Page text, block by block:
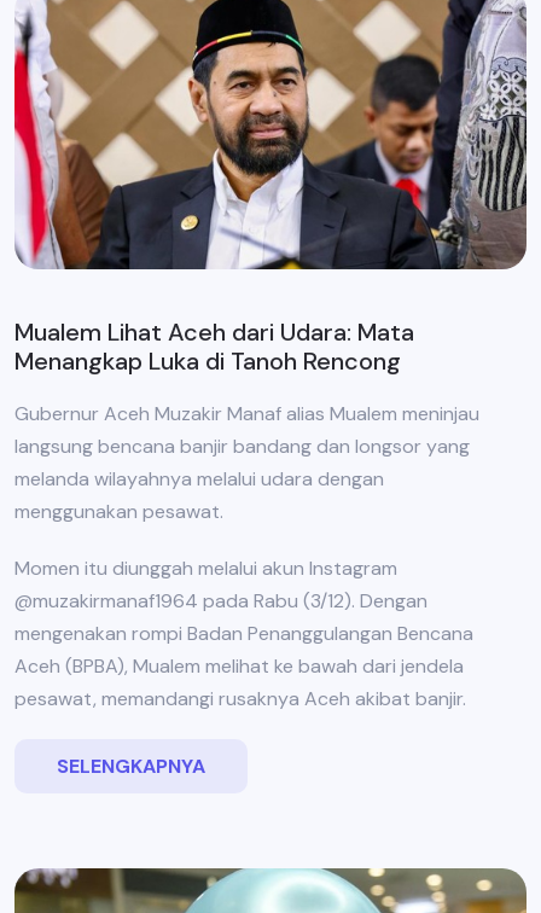
Mualem Lihat Aceh dari Udara: Mata
Menangkap Luka di Tanoh Rencong
Gubernur Aceh Muzakir Manaf alias Mualem meninjau
langsung bencana banjir bandang dan longsor yang
melanda wilayahnya melalui udara dengan
menggunakan pesawat.
Momen itu diunggah melalui akun Instagram
@muzakirmanaf1964 pada Rabu (3/12). Dengan
mengenakan rompi Badan Penanggulangan Bencana
Aceh (BPBA), Mualem melihat ke bawah dari jendela
pesawat, memandangi rusaknya Aceh akibat banjir.
SELENGKAPNYA